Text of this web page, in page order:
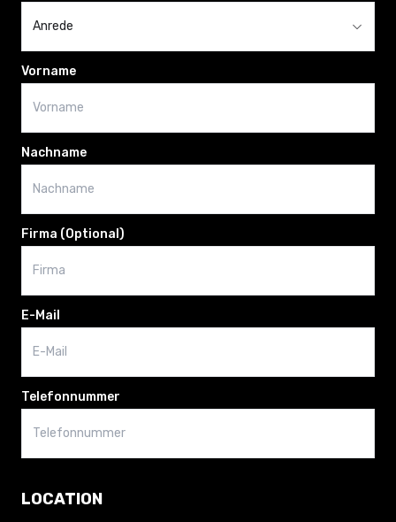
Anrede
Vorname
Nachname
Firma (Optional)
E-Mail
Telefonnummer
LOCATION